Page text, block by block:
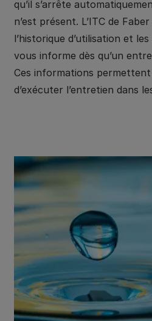
qu’il s’arrête
n’est présent. L’ITC de
l’historique d’utilisation et
vous informe dès qu’un
Ces informations
d’exécuter l’entretien dans